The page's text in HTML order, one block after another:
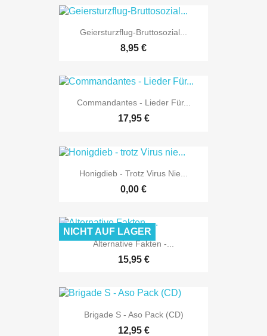
Geiersturzflug-Bruttosozial...
8,95 €
Commandantes - Lieder Für...
17,95 €
Honigdieb - Trotz Virus Nie...
0,00 €
Alternative Fakten -...
15,95 €
NICHT AUF LAGER
Brigade S - Aso Pack (CD)
12,95 €